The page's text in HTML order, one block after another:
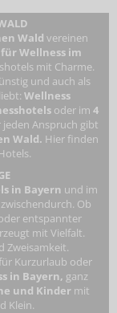
Wald vereinen
Wellness im
mit Charme.
und auch als
Wellness
oder im 4
jeden Anspruch gibt
Wald. Hier finden
in Bayern und im
Ob
entspannter
mit Vielfalt.
Zweisamkeit.
Kurzurlaub oder
in Bayern, ganz
und Kinder mit
Klein.